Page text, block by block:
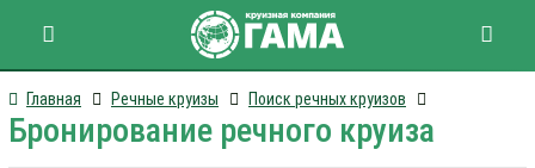
Главная Речные круизы Поиск речных круизов
Бронирование речного круиза